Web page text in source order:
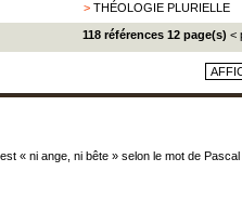
>THÉOLOGIE PLURIELLE
118 références 12 page(s) <
« ni ange, ni bête » selon le mot de